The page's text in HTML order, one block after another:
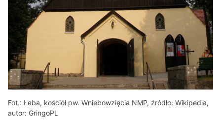
Fot.: Łeba, kościół pw. Wniebowzięcia NMP, źródło: Wikipedia,
autor: GringoPL